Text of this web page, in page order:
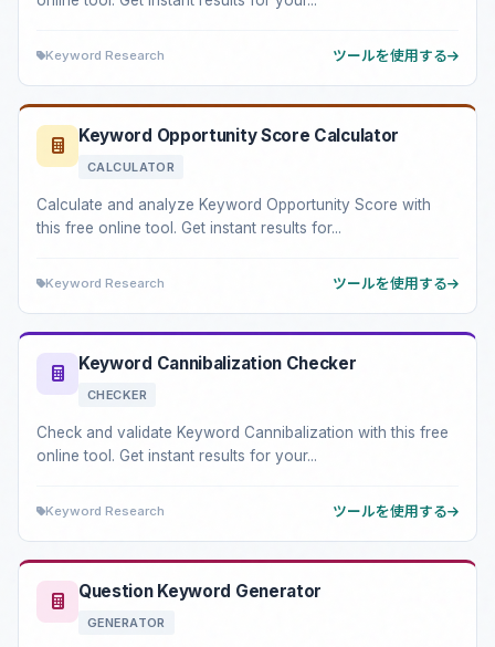
Keyword Research ツールを使用する
Keyword Opportunity Score Calculator
CALCULATOR
Calculate and analyze Keyword Opportunity Score with
this free online tool. Get instant results for...
Keyword Research ツールを使用する
Keyword Cannibalization Checker
CHECKER
Check and validate Keyword Cannibalization with this free
online tool. Get instant results for your...
Keyword Research ツールを使用する
Question Keyword Generator
GENERATOR